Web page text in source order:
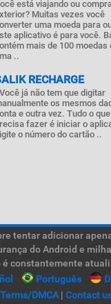
está viajando ou
Muitas vezes você
uma moeda para
aplicativo é para você.
mais de 100 moedas
..
RECHARGE
já não tem que digitar
os mesmos
e outra vez. Tudo o
fazer é iniciar o
o número do cartão ..
tentar adicionar
do Android e
constantemente
Português
Terms/DMCA| Contact